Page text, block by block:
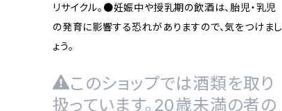
リサイクル。●妊娠中や授乳期の飲酒は、胎児・乳児
の発育に影響する恐れがありますので、気をつけまし
ょう。
このショップでは酒類を取り
扱っています。20歳未満の者の